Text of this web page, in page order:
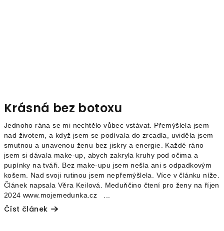
Krásná bez botoxu
Jednoho rána se mi nechtělo vůbec vstávat. Přemýšlela jsem
nad životem, a když jsem se podívala do zrcadla, uviděla jsem
smutnou a unavenou ženu bez jiskry a energie. Každé ráno
jsem si dávala make-up, abych zakryla kruhy pod očima a
pupínky na tváři. Bez make-upu jsem nešla ani s odpadkovým
košem. Nad svoji rutinou jsem nepřemýšlela. Více v článku níže.
Článek napsala Věra Keilová. Meduňčino čtení pro ženy na říjen
2024 www.mojemedunka.cz ...
Číst článek